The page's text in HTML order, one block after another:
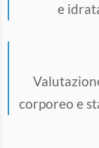
e
corporeo e